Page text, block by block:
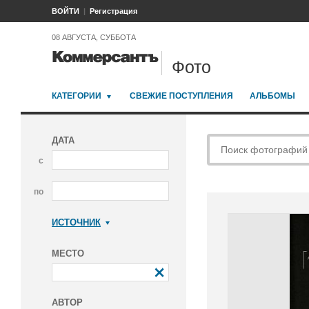
ВОЙТИ Регистрация
08 АВГУСТА, СУББОТА
Фото
КАТЕГОРИИ СВЕЖИЕ ПОСТУПЛЕНИЯ АЛЬБОМЫ
ДАТА
с
по
ИСТОЧНИК
МЕСТО
АВТОР